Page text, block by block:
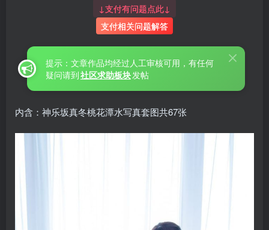
↓支付有问题点此↓
支付相关问题解答
提示：文章作品均经过人工审核可用，有任何
疑问请到社区求助板块发帖
内含：神乐坂真冬桃花潭水写真套图共67张